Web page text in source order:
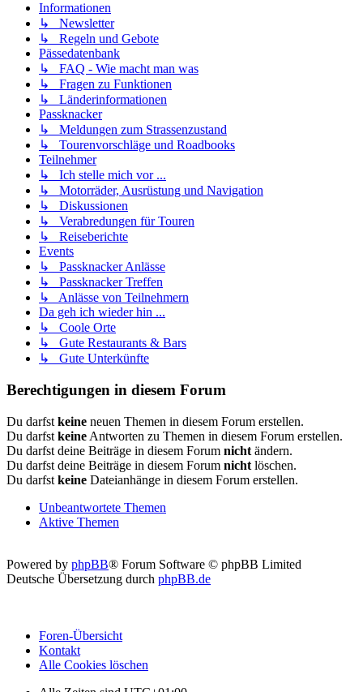
Informationen
↳ Newsletter
↳ Regeln und Gebote
Pässedatenbank
↳ FAQ - Wie macht man was
↳ Fragen zu Funktionen
↳ Länderinformationen
Passknacker
↳ Meldungen zum Strassenzustand
↳ Tourenvorschläge und Roadbooks
Teilnehmer
↳ Ich stelle mich vor ...
↳ Motorräder, Ausrüstung und Navigation
↳ Diskussionen
↳ Verabredungen für Touren
↳ Reiseberichte
Events
↳ Passknacker Anlässe
↳ Passknacker Treffen
↳ Anlässe von Teilnehmern
Da geh ich wieder hin ...
↳ Coole Orte
↳ Gute Restaurants & Bars
↳ Gute Unterkünfte
Berechtigungen in diesem Forum
Du darfst keine neuen Themen in diesem Forum erstellen.
Du darfst keine Antworten zu Themen in diesem Forum erstellen.
Du darfst deine Beiträge in diesem Forum nicht ändern.
Du darfst deine Beiträge in diesem Forum nicht löschen.
Du darfst keine Dateianhänge in diesem Forum erstellen.
Unbeantwortete Themen
Aktive Themen
Powered by phpBB® Forum Software © phpBB Limited
Deutsche Übersetzung durch phpBB.de
Foren-Übersicht
Kontakt
Alle Cookies löschen